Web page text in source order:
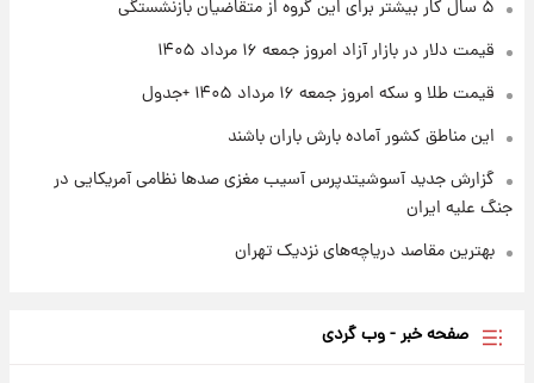
۱ روز پیش
قیمت سکه و طلا فردا
۵ سال کار بیشتر برای این گروه از متقاضیان بازنشستگی
قیمت دلار در بازار آزاد امروز جمعه ۱۶ مرداد ۱۴۰۵
قیمت طلا و سکه امروز جمعه ۱۶ مرداد ۱۴۰۵ +جدول
این مناطق کشور آماده بارش باران باشند
گزارش جدید آسوشیتدپرس آسیب مغزی صدها نظامی آمریکایی در
جنگ علیه ایران
بهترین مقاصد دریاچه‌های نزدیک تهران
صفحه خبر - وب گردی